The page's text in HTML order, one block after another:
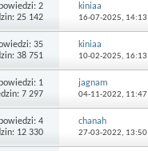
2
25 142
kiniaa
16-07-2025, 14:13
35
38 751
kiniaa
10-02-2025, 16:13
1
7 297
jagnam
04-11-2022, 11:47
4
12 330
chanah
27-03-2022, 13:50